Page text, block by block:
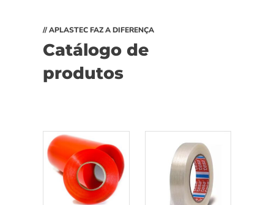
// APLASTEC FAZ A DIFERENÇA
Catálogo de
produtos